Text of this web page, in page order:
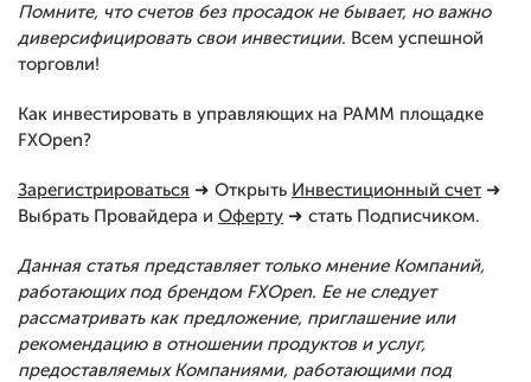
Помните, что счетов без просадок не бывает, но важно
диверсифицировать свои инвестиции. Всем успешной
торговли!
Как инвестировать в управляющих на PAMM площадке
FXOpen?
Зарегистрироваться ➜ Открыть Инвестиционный счет ➜
Выбрать Провайдера и Оферту ➜ стать Подписчиком.
Данная статья представляет только мнение Компаний,
работающих под брендом FXOpen. Ее не следует
рассматривать как предложение, приглашение или
рекомендацию в отношении продуктов и услуг,
предоставляемых Компаниями, работающими под